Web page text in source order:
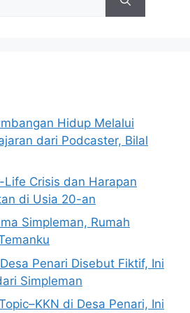
Hidup Melalui
dari Podcaster, Bilal
Crisis dan Harapan
di Usia 20-an
Simpleman, Rumah
Penari Disebut Fiktif, Ini
Simpleman
di Desa Penari, Ini